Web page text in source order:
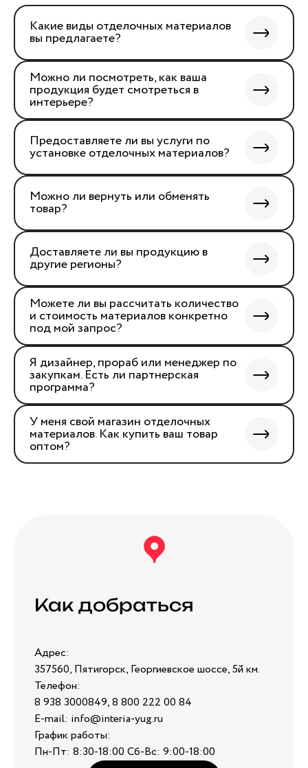
Какие виды отделочных материалов
вы предлагаете?
Можно ли посмотреть, как ваша
продукция будет смотреться в
интерьере?
Предоставляете ли вы услуги по
установке отделочных материалов?
Можно ли вернуть или обменять
товар?
Доставляете ли вы продукцию в
другие регионы?
Можете ли вы рассчитать количество
и стоимость материалов конкретно
под мой запрос?
Я дизайнер, прораб или менеджер по
закупкам. Есть ли партнерская
программа?
У меня свой магазин отделочных
материалов. Как купить ваш товар
оптом?
Как добраться
Адрес:
357560, Пятигорск, Георгиевское шоссе, 5й км.
Телефон:
8 938 3000849, 8 800 222 00 84
E-mail: info@interia-yug.ru
График работы:
Пн-Пт: 8:30-18:00 Сб-Вс: 9:00-18:00